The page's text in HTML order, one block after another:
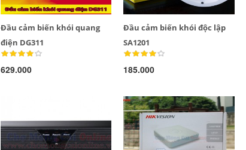
Đầu cảm biến khói quang
điện DG311
629.000
Đầu cảm biến khói độc lập
SA1201
185.000